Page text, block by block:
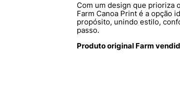
Com um design que prioriza
Farm Canoa Print é a opção
propósito, unindo estilo,
passo.
Produto original Farm